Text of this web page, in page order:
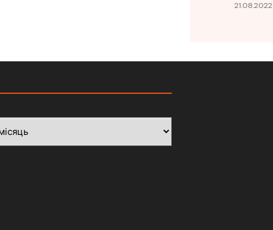
21.08.2022